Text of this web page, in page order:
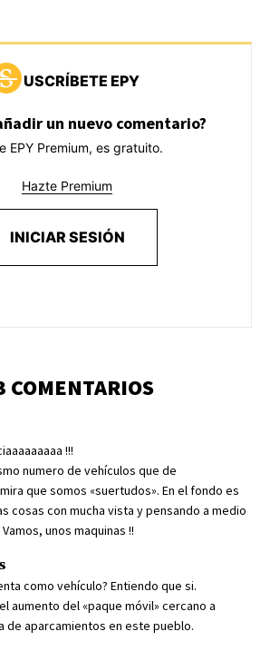
USCRÍBETE EPY
un nuevo comentario?
EPY Premium, es gratuito.
Hazte Premium
INICIAR SESIÓN
COMENTARIOS
!!!
numero de vehículos que de
que somos «suertudos». En el fondo es
cosas con mucha vista y pensando a medio
unos maquinas !!
como vehículo? Entiendo que si.
aumento del «paque móvil» cercano a
de aparcamientos en este pueblo.